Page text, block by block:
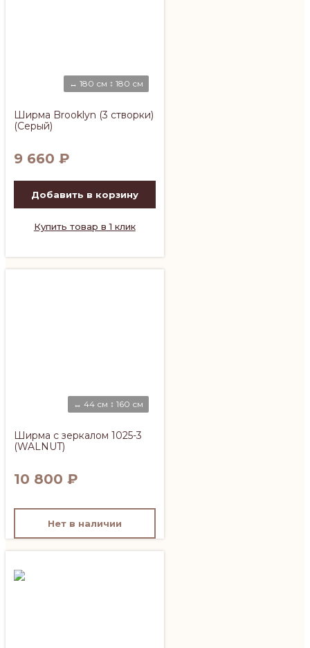
↔ 180 см ↕ 180 см
Ширма Brooklyn (3 створки)
(Серый)
9 660 ₽
Добавить в корзину
Купить товар в 1 клик
↔ 44 см ↕ 160 см
Ширма с зеркалом 1025-3
(WALNUT)
10 800 ₽
Нет в наличии